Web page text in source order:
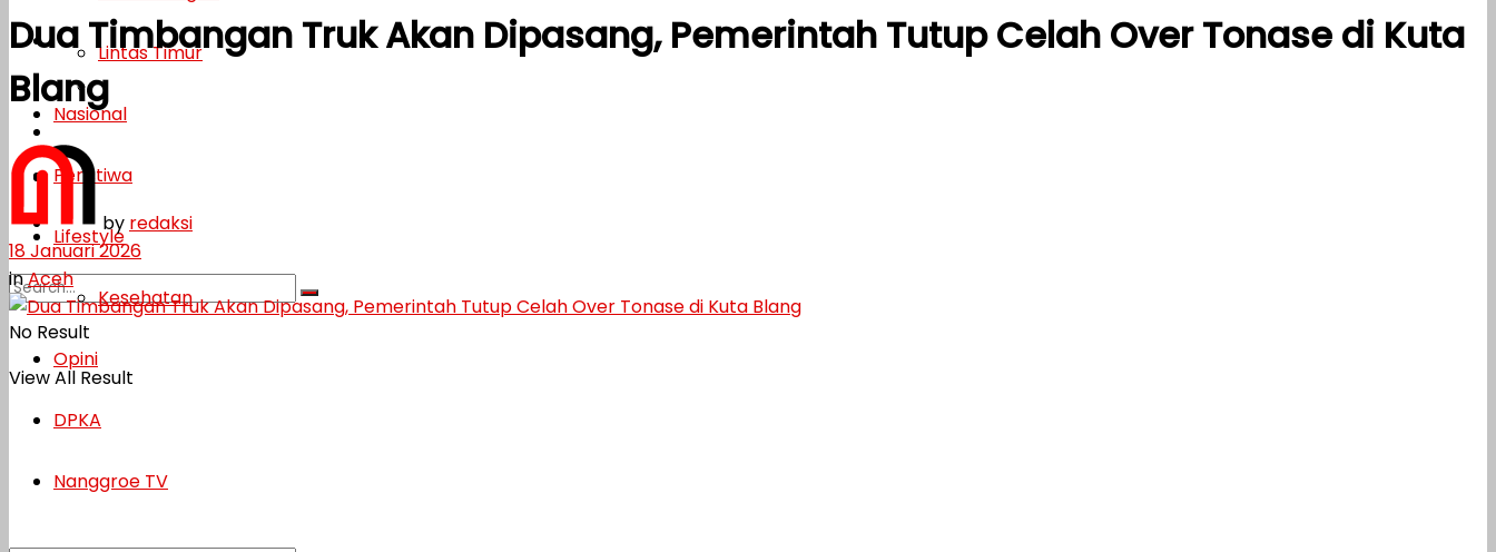
Lifestyle
Kesehatan
DPKA
Nanggroe TV
No Result
View All Result
Lintas Timur
Nasional
Peristiwa
Lifestyle
Kesehatan
Opini
DPKA
Nanggroe TV
Dua Timbangan Truk Akan Dipasang, Pemerintah Tutup Celah Over Tonase di Kuta
Blang
by redaksi
18 Januari 2026
inAceh